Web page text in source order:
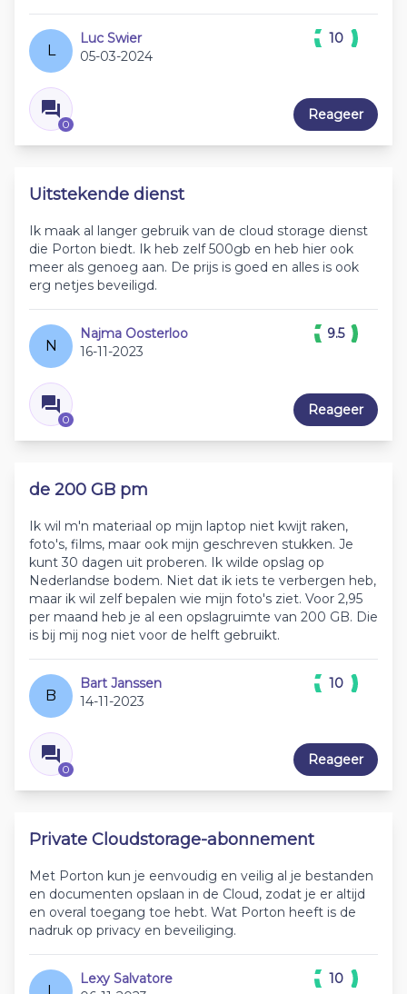
L
Luc Swier
05-03-2024
0
10
Reageer
Uitstekende dienst
Ik maak al langer gebruik van de cloud storage dienst
die Porton biedt. Ik heb zelf 500gb en heb hier ook
meer als genoeg aan. De prijs is goed en alles is ook
erg netjes beveiligd.
N
Najma Oosterloo
16-11-2023
0
9.5
Reageer
de 200 GB pm
Ik wil m'n materiaal op mijn laptop niet kwijt raken,
foto's, films, maar ook mijn geschreven stukken. Je
kunt 30 dagen uit proberen. Ik wilde opslag op
Nederlandse bodem. Niet dat ik iets te verbergen heb,
maar ik wil zelf bepalen wie mijn foto's ziet. Voor 2,95
per maand heb je al een opslagruimte van 200 GB. Die
is bij mij nog niet voor de helft gebruikt.
B
Bart Janssen
14-11-2023
0
10
Reageer
Private Cloudstorage-abonnement
Met Porton kun je eenvoudig en veilig al je bestanden
en documenten opslaan in de Cloud, zodat je er altijd
en overal toegang toe hebt. Wat Porton heeft is de
nadruk op privacy en beveiliging.
Lexy Salvatore
10